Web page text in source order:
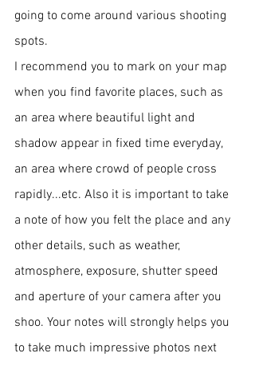
going to come around various shooting
spots.
I recommend you to mark on your map
when you find favorite places, such as
an area where beautiful light and
shadow appear in fixed time everyday,
an area where crowd of people cross
rapidly...etc. Also it is important to take
a note of how you felt the place and any
other details, such as weather,
atmosphere, exposure, shutter speed
and aperture of your camera after you
shoo. Your notes will strongly helps you
to take much impressive photos next